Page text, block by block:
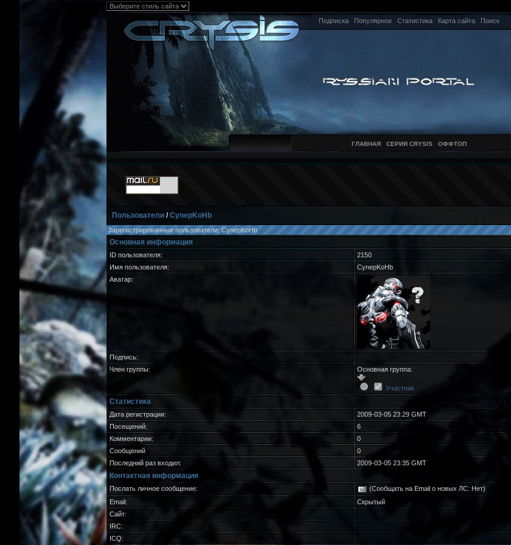
Подписка Популярное Статистика Карта сайта Поиск
ГЛАВНАЯ СЕРИЯ CRYSIS ОФФТОП
Пользователи/CynepKoHb
Зарегистрированные пользователи: CynepKoHb
Основная информация
ID пользователя:
2150
Имя пользователя:
CynepKoHb
Аватар:
Подпись:
Член группы:
Основная группа:
Участник
Статистика
Дата регистрации:
2009-03-05 23:29 GMT
Посещений:
6
Комментарии:
0
Сообщений
0
Последний раз входил:
2009-03-05 23:35 GMT
Контактная информация
Послать личное сообщение:
(Сообщать на Email о новых ЛС: Нет)
Email:
Скрытый
Сайт:
IRC:
ICQ: